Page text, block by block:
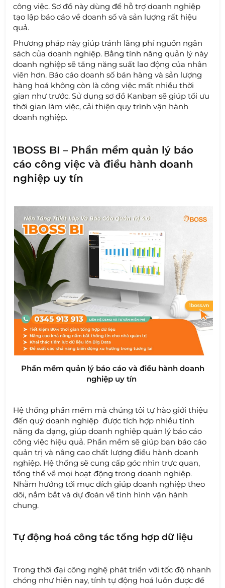
công việc. Sơ đồ này dùng để hỗ trợ doanh nghiệp
tạo lập báo cáo về doanh số và sản lượng rất hiệu
quả.
Phương pháp này giúp tránh lãng phí nguồn ngân
sách của doanh nghiệp. Bằng tính năng quản lý này
doanh nghiệp sẽ tăng năng suất lao động của nhân
viên hơn. Báo cáo doanh số bán hàng và sản lượng
hàng hoá không còn là công việc mất nhiều thời
gian như trước. Sử dụng sơ đồ Kanban sẽ giúp tối ưu
thời gian làm việc, cải thiện quy trình vận hành
doanh nghiệp.
1BOSS BI – Phần mềm quản lý báo
cáo công việc và điều hành doanh
nghiệp uy tín
Phần mềm quản lý báo cáo và điều hành doanh
nghiệp uy tín
Hệ thống phần mềm mà chúng tôi tự hào giới thiệu
đến quý doanh nghiệp được tích hợp nhiều tính
năng đa dạng, giúp doanh nghiệp quản lý báo cáo
công việc hiệu quả. Phần mềm sẽ giúp bạn báo cáo
quản trị và nâng cao chất lượng điều hành doanh
nghiệp. Hệ thống sẽ cung cấp góc nhìn trực quan,
tổng thể về mọi hoạt động trong doanh nghiệp.
Nhằm hướng tới mục đích giúp doanh nghiệp theo
dõi, nắm bắt và dự đoán về tình hình vận hành
chung.
Tự động hoá công tác tổng hợp dữ liệu
Trong thời đại công nghệ phát triển với tốc độ nhanh
chóng như hiện nay, tính tự động hoá luôn được đề